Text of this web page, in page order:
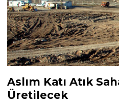
Aslım Katı Atık
Üretilecek